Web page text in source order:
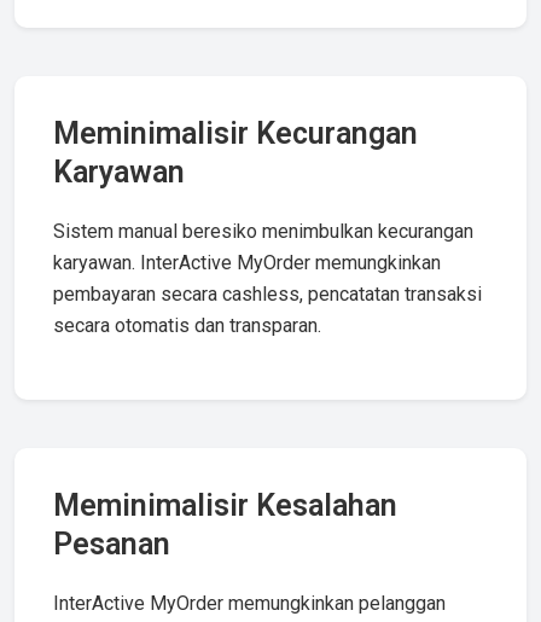
Meminimalisir Kecurangan
Karyawan
Sistem manual beresiko menimbulkan kecurangan
karyawan. InterActive MyOrder memungkinkan
pembayaran secara cashless, pencatatan transaksi
secara otomatis dan transparan.
Meminimalisir Kesalahan
Pesanan
InterActive MyOrder memungkinkan pelanggan